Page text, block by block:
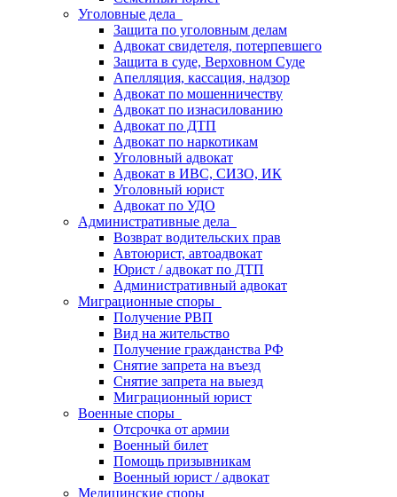
Уголовные дела
Защита по уголовным делам
Адвокат свидетеля, потерпевшего
Защита в суде, Верховном Суде
Апелляция, кассация, надзор
Адвокат по мошенничеству
Адвокат по изнасилованию
Адвокат по ДТП
Адвокат по наркотикам
Уголовный адвокат
Адвокат в ИВС, СИЗО, ИК
Уголовный юрист
Адвокат по УДО
Административные дела
Возврат водительских прав
Автоюрист, автоадвокат
Юрист / адвокат по ДТП
Административный адвокат
Миграционные споры
Получение РВП
Вид на жительство
Получение гражданства РФ
Снятие запрета на въезд
Снятие запрета на выезд
Миграционный юрист
Военные споры
Отсрочка от армии
Военный билет
Помощь призывникам
Военный юрист / адвокат
Медицинские споры